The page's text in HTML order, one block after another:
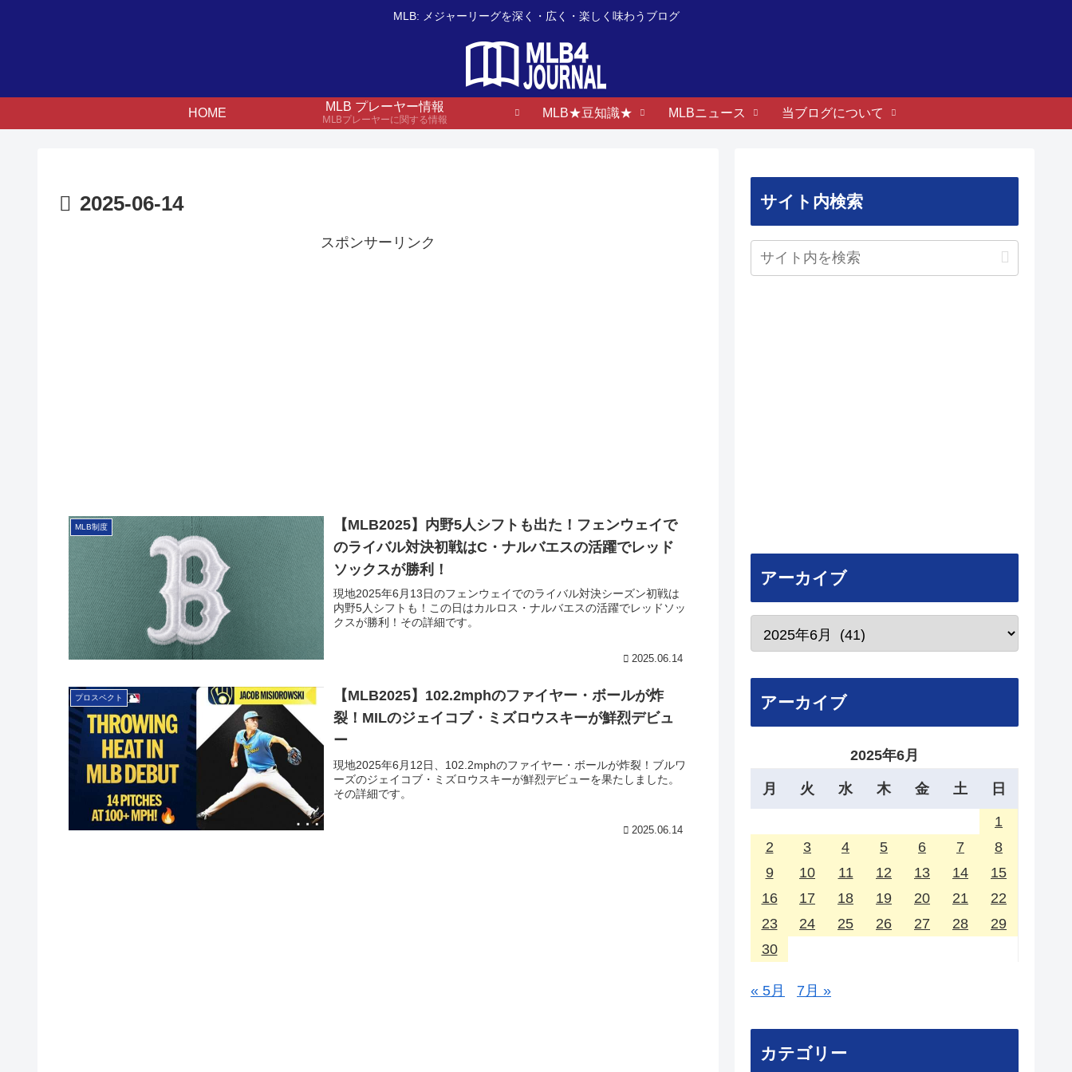
MLB: メジャーリーグを深く・広く・楽しく味わうブログ
HOME
MLB プレーヤー情報
MLBプレーヤーに関する情報
MLB★豆知識★ MLBニュース 当ブログについて
2025-06-14
スポンサーリンク
MLB制度
【MLB2025】内野5人シフトも出た！フェンウェイで
のライバル対決初戦はC・ナルバエスの活躍でレッド
ソックスが勝利！
現地2025年6月13日のフェンウェイでのライバル対決シーズン初戦は
内野5人シフトも！この日はカルロス・ナルバエスの活躍でレッドソッ
クスが勝利！その詳細です。
2025.06.14
プロスペクト
【MLB2025】102.2mphのファイヤー・ボールが炸
裂！MILのジェイコブ・ミズロウスキーが鮮烈デビュ
ー
現地2025年6月12日、102.2mphのファイヤー・ボールが炸裂！ブルワ
ーズのジェイコブ・ミズロウスキーが鮮烈デビューを果たしました。
その詳細です。
2025.06.14
サイト内検索
アーカイブ
アーカイブ
2025年6月
月 火 水 木 金 土 日
1
2
3 4 5 6 7
8
9
10 11 12 13 14
15
16
17 18 19 20 21
22
23
24 25 26 27 28
29
30
« 5月 7月 »
カテゴリー